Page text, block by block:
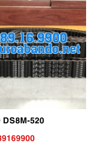
DS8M-520